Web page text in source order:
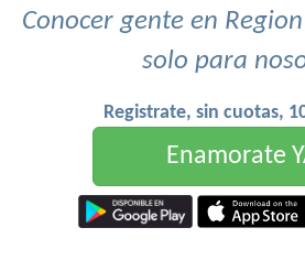
Conocer gente en
solo para
Registrate, sin cuotas,
Enamorate